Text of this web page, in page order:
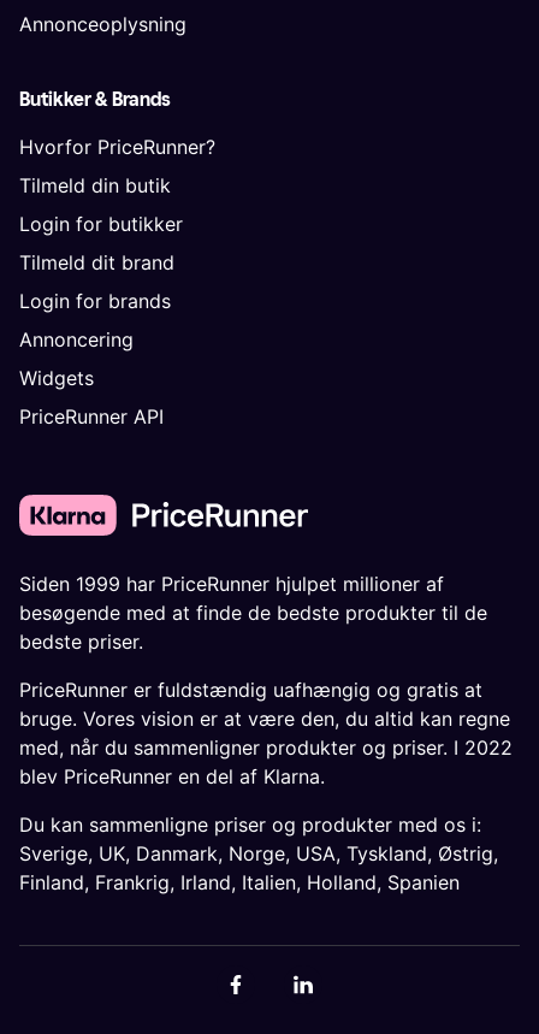
Annonceoplysning
Butikker & Brands
Hvorfor PriceRunner?
Tilmeld din butik
Login for butikker
Tilmeld dit brand
Login for brands
Annoncering
Widgets
PriceRunner API
Siden 1999 har PriceRunner hjulpet millioner af
besøgende med at finde de bedste produkter til de
bedste priser.
PriceRunner er fuldstændig uafhængig og gratis at
bruge. Vores vision er at være den, du altid kan regne
med, når du sammenligner produkter og priser. I 2022
blev PriceRunner en del af Klarna.
Du kan sammenligne priser og produkter med os i:
Sverige, UK, Danmark, Norge, USA, Tyskland, Østrig,
Finland, Frankrig, Irland, Italien, Holland, Spanien